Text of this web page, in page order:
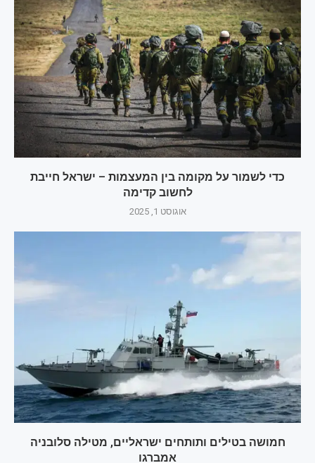
כדי לשמור על מקומה בין המעצמות – ישראל חייבת
לחשוב קדימה
אוגוסט 1, 2025
חמושה בטילים ותותחים ישראליים, מטילה סלובניה
אמברגו